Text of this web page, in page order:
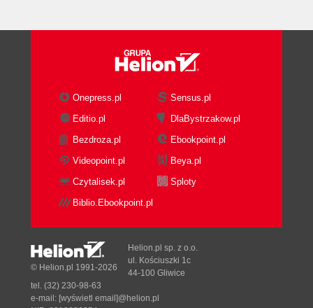
Onepress.pl
Sensus.pl
Editio.pl
DlaBystrzakow.pl
Bezdroza.pl
Ebookpoint.pl
Videopoint.pl
Beya.pl
Czytalisek.pl
Sploty
Biblio.Ebookpoint.pl
© Helion.pl 1991-2026
Helion.pl sp. z o.o.
ul. Kościuszki 1c
44-100 Gliwice
tel. (32) 230-98-63
e-mail: [wyświetl email]@helion.pl